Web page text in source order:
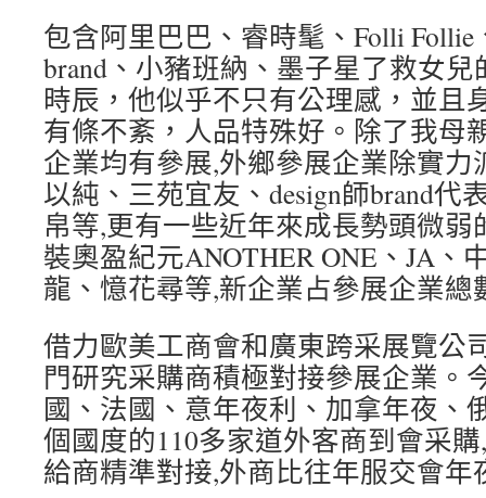
包含阿里巴巴、睿時髦、Folli
brand、小豬班納、墨子星了救女
時辰，他似乎不只有公理感，並且
有條不紊，人品特殊好。除了我母
企業均有參展,外鄉參展企業除實力
以純、三苑宜友、design師brand代
帛等,更有一些近年來成長勢頭微
裝奧盈紀元ANOTHER ONE、JA、
龍、憶花尋等,新企業占參展企業總
借力歐美工商會和廣東跨采展覽公
門研究采購商積極對接參展企業。
國、法國、意年夜利、加拿年夜、
個國度的110多家道外客商到會采
給商精準對接,外商比往年服交會年